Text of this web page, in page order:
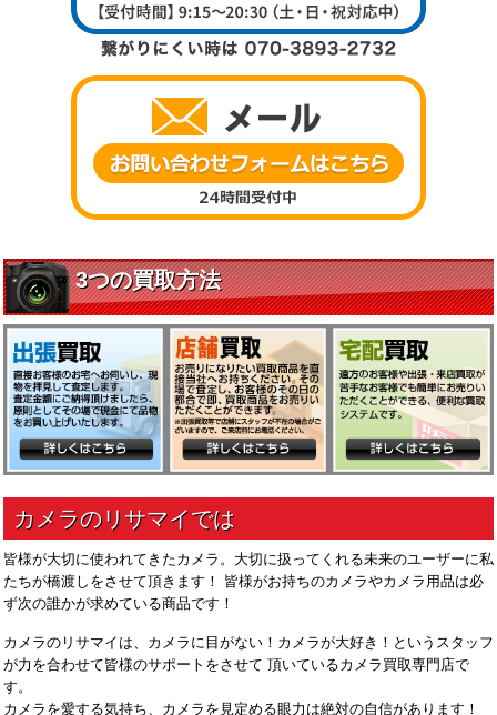
皆様が大切に使われてきたカメラ。大切に扱ってくれる未来のユーザーに私
たちが橋渡しをさせて頂きます！ 皆様がお持ちのカメラやカメラ用品は必
ず次の誰かが求めている商品です！
カメラのリサマイは、カメラに目がない！カメラが大好き！というスタッフ
が力を合わせて皆様のサポートをさせて 頂いているカメラ買取専門店で
す。
カメラを愛する気持ち、カメラを見定める眼力は絶対の自信があります！